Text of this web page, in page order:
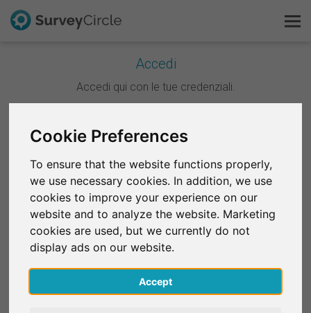
Cookie Preferences
To ensure that the website functions properly,
we use necessary cookies. In addition, we use
cookies to improve your experience on our
website and to analyze the website. Marketing
cookies are used, but we currently do not
display ads on our website.
Accept
Accedi
Accedi qui con le tue credenziali.
Continua con Google
Continua con Facebook
OPPURE
E-mail*
Password*
Questo è SurveyCircle
FAQ
Registrati gratis
Accedi
English